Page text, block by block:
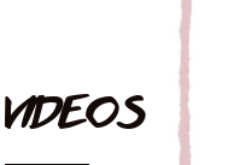
VIDEOS